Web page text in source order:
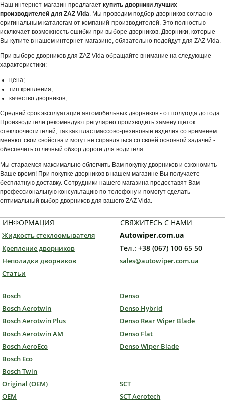
Наш интернет-магазин предлагает купить дворники лучших
производителей для ZAZ Vida. Мы проводим подбор дворников согласно
оригинальным каталогам от компаний-производителей. Это полностью
исключает возможность ошибки при выборе дворников. Дворники, которые
Вы купите в нашем интернет-магазине, обязательно подойдут для ZAZ Vida.
При выборе дворников для ZAZ Vida обращайте внимание на следующие
характеристики:
цена;
тип крепления;
качество дворников;
Средний срок эксплуатации автомобильных дворников - от полугода до года.
Производители рекомендуют регулярно производить замену щеток
стеклоочистителей, так как пластмассово-резиновые изделия со временем
меняют свои свойства и могут не справляться со своей основной задачей -
обеспечить отличный обзор дороги для водителя.
Мы стараемся максимально облегчить Вам покупку дворников и сэкономить
Ваше время! При покупке дворников в нашем магазине Вы получаете
бесплатную доставку. Сотрудники нашего магазина предоставят Вам
профессиональную консультацию по телефону и помогут сделать
оптимальный выбор дворников для вашего ZAZ Vida.
ИНФОРМАЦИЯ
Жидкость стеклоомывателя
Крепление дворников
Неполадки дворников
Статьи
СВЯЖИТЕСЬ С НАМИ
Autowiper.com.ua
Тел.: +38 (067) 100 65 50
sales@autowiper.com.ua
Bosch
Bosch Aerotwin
Bosch Aerotwin Plus
Bosch Aerotwin AM
Bosch AeroEco
Bosch Eco
Bosch Twin
Denso
Denso Hybrid
Denso Rear Wiper Blade
Denso Flat
Denso Wiper Blade
Original (OEM)
OEM
SCT
SCT Aerotech